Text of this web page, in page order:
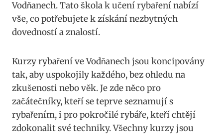
Vodňanech. Tato škola k učení rybaření nabízí
‍vše, co ⁢potřebujete k⁤ získání nezbytných⁤
dovedností a znalostí.
Kurzy rybaření ⁣ve Vodňanech jsou koncipovány
tak, aby​ uspokojily každého, bez ohledu na
zkušenosti‍ nebo věk. Je zde‌ něco pro
začátečníky, kteří se teprve seznamují s
rybařením, i pro pokročilé rybáře, kteří chtějí
zdokonalit⁤ své techniky. ‍Všechny kurzy jsou